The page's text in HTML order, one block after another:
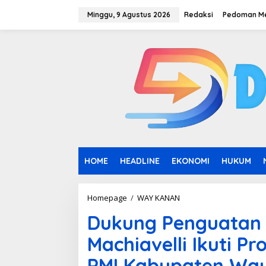
Minggu, 9 Agustus 2026 Redaksi Pedoman
HOME HEADLINE EKONOMI HUKUM
Homepage / WAY KANAN
k
u
n
g
P
Dukung
Machiavelli Ikuti